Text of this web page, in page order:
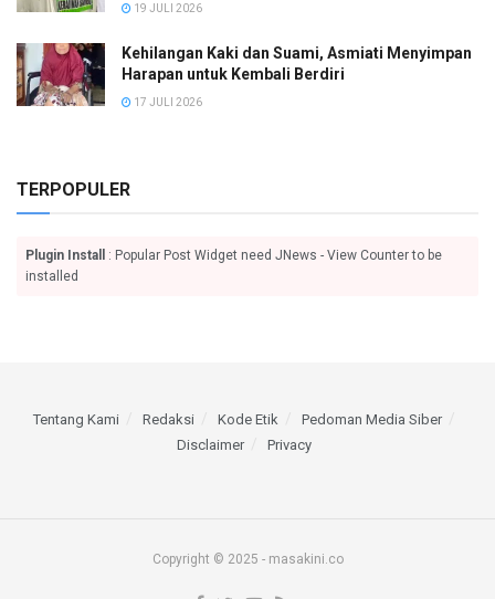
19 JULI 2026
Kehilangan Kaki dan Suami, Asmiati Menyimpan
Harapan untuk Kembali Berdiri
17 JULI 2026
TERPOPULER
Plugin Install
: Popular Post Widget need JNews - View Counter to be
installed
Tentang Kami Redaksi Kode Etik
Pedoman Media Siber
Disclaimer
Privacy
Copyright © 2025 - masakini.co